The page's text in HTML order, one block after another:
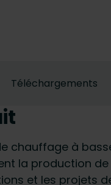
Téléchargements
chauffage à
la production de
et les projets